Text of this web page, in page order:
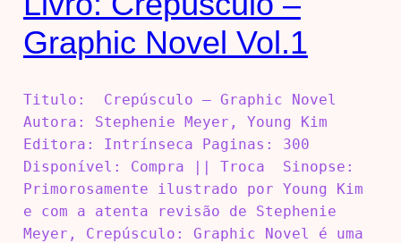
Graphic Novel Vol.1
Titulo: Crepúsculo – Graphic Novel
Autora: Stephenie Meyer, Young Kim
Editora: Intrínseca Paginas: 300
Disponível: Compra || Troca Sinopse:
Primorosamente ilustrado por Young Kim
e com a atenta revisão de Stephenie
Meyer, Crepúsculo: Graphic Novel é uma